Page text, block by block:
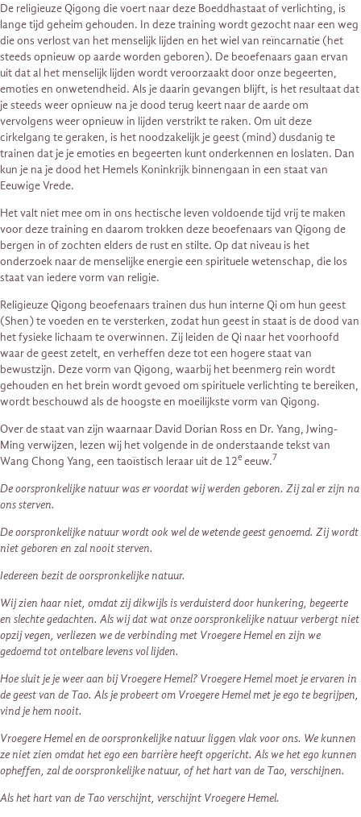
De religieuze Qigong die voert naar deze Boeddhastaat of verlichting, is
lange tijd geheim gehouden. In deze training wordt gezocht naar een weg
die ons verlost van het menselijk lijden en het wiel van reïncarnatie (het
steeds opnieuw op aarde worden geboren). De beoefenaars gaan ervan
uit dat al het menselijk lijden wordt veroorzaakt door onze begeerten,
emoties en onwetendheid. Als je daarin gevangen blijft, is het resultaat dat
je steeds weer opnieuw na je dood terug keert naar de aarde om
vervolgens weer opnieuw in lijden verstrikt te raken. Om uit deze
cirkelgang te geraken, is het noodzakelijk je geest (mind) dusdanig te
trainen dat je je emoties en begeerten kunt onderkennen en loslaten. Dan
kun je na je dood het Hemels Koninkrijk binnengaan in een staat van
Eeuwige Vrede.
Het valt niet mee om in ons hectische leven voldoende tijd vrij te maken
voor deze training en daarom trokken deze beoefenaars van Qigong de
bergen in of zochten elders de rust en stilte. Op dat niveau is het
onderzoek naar de menselijke energie een spirituele wetenschap, die los
staat van iedere vorm van religie.
Religieuze Qigong beoefenaars trainen dus hun interne Qi om hun geest
(Shen) te voeden en te versterken, zodat hun geest in staat is de dood van
het fysieke lichaam te overwinnen. Zij leiden de Qi naar het voorhoofd
waar de geest zetelt, en verheffen deze tot een hogere staat van
bewustzijn. Deze vorm van Qigong, waarbij het beenmerg rein wordt
gehouden en het brein wordt gevoed om spirituele verlichting te bereiken,
wordt beschouwd als de hoogste en moeilijkste vorm van Qigong.
Over de staat van zijn waarnaar David Dorian Ross en Dr. Yang, Jwing-
Ming verwijzen, lezen wij het volgende in de onderstaande tekst van
Wang Chong Yang, een taoïstisch leraar uit de 12e eeuw.7
De oorspronkelijke natuur was er voordat wij werden geboren. Zij zal er zijn na
ons sterven.
De oorspronkelijke natuur wordt ook wel de wetende geest genoemd. Zij wordt
niet geboren en zal nooit sterven.
Iedereen bezit de oorspronkelijke natuur.
Wij zien haar niet, omdat zij dikwijls is verduisterd door hunkering, begeerte
en slechte gedachten. Als wij dat wat onze oorspronkelijke natuur verbergt niet
opzij vegen, verliezen we de verbinding met Vroegere Hemel en zijn we
gedoemd tot ontelbare levens vol lijden.
Hoe sluit je je weer aan bij Vroegere Hemel? Vroegere Hemel moet je ervaren in
de geest van de Tao. Als je probeert om Vroegere Hemel met je ego te begrijpen,
vind je hem nooit.
Vroegere Hemel en de oorspronkelijke natuur liggen vlak voor ons. We kunnen
ze niet zien omdat het ego een barrière heeft opgericht. Als we het ego kunnen
opheffen, zal de oorspronkelijke natuur, of het hart van de Tao, verschijnen.
Als het hart van de Tao verschijnt, verschijnt Vroegere Hemel.